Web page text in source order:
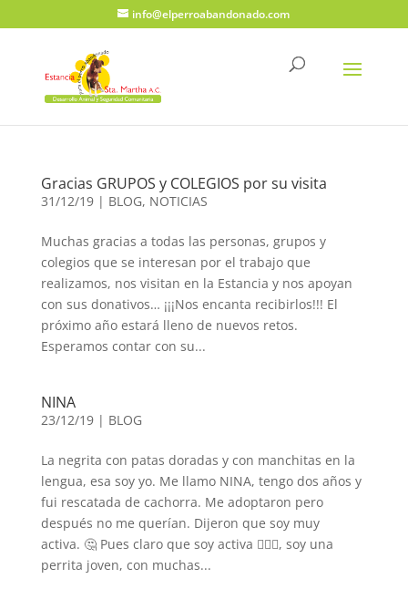
info@elperroabandonado.com
Gracias GRUPOS y COLEGIOS por su visita
31/12/19| BLOG, NOTICIAS
Muchas gracias a todas las personas, grupos y
colegios que se interesan por el trabajo que
realizamos, nos visitan en la Estancia y nos apoyan
con sus donativos… ¡¡¡Nos encanta recibirlos!!! El
próximo año estará lleno de nuevos retos.
Esperamos contar con su...
NINA
23/12/19| BLOG
La negrita con patas doradas y con manchitas en la
lengua, esa soy yo. Me llamo NINA, tengo dos años y
fui rescatada de cachorra. Me adoptaron pero
después no me querían. Dijeron que soy muy
activa. 🤔 Pues claro que soy activa 🤷🏻‍♀️, soy una
perrita joven, con muchas...